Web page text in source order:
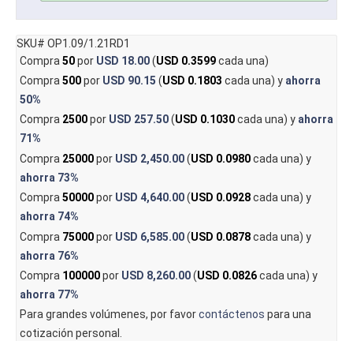
SKU# OP1.09/1.21RD1
Compra 50por USD 18.00(USD 0.3599cada una)
Compra 500por USD 90.15 (USD 0.1803 cada una) y ahorra
50%
Compra 2500por USD 257.50(USD 0.1030cada una) y ahorra
71%
Compra 25000por USD 2,450.00(USD 0.0980cada una) y
ahorra 73%
Compra50000por USD 4,640.00(USD 0.0928cada una) y
ahorra 74%
Compra 75000por USD 6,585.00(USD 0.0878cada una) y
ahorra 76%
Compra 100000por USD 8,260.00(USD 0.0826cada una) y
ahorra 77%
Para grandes volúmenes, por favorcontáctenos para una
cotización personal.